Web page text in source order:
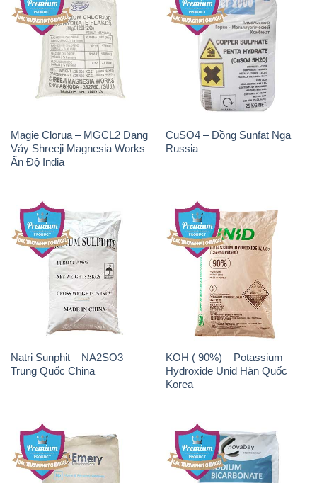
Magie Clorua – MGCL2 Dạng
Vảy Shreeji Magnesia Works
Ấn Độ India
CuSO4 – Đồng Sunfat Nga
Russia
Natri Sunphit – NA2SO3
Trung Quốc China
KOH ( 90%) – Potassium
Hydroxide Unid Hàn Quốc
Korea